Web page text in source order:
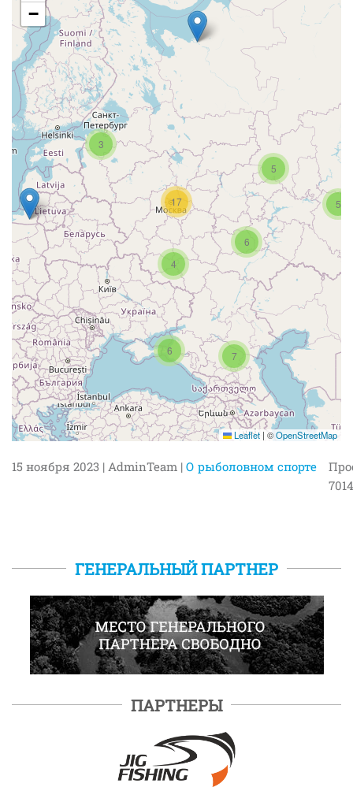
4
3
6 7
5
6
5
17
−
Leaflet | ©OpenStreetMap
15 ноября 2023 | AdminTeam | О рыболовном спорте
7014
ГЕНЕРАЛЬНЫЙ ПАРТНЕР
ПАРТНЕРЫ
ПОДРОБНЕЕ